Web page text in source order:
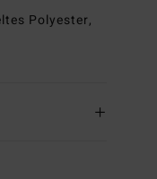
Polyester,